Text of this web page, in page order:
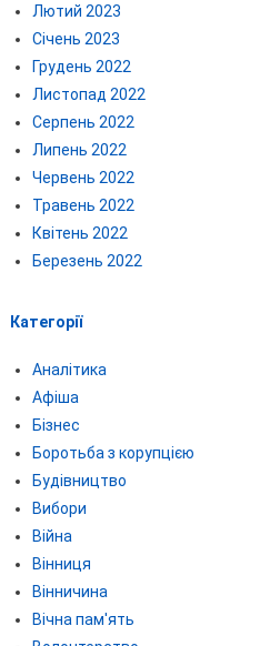
Лютий 2023
Січень 2023
Грудень 2022
Листопад 2022
Серпень 2022
Липень 2022
Червень 2022
Травень 2022
Квітень 2022
Березень 2022
Категорії
Аналітика
Афіша
Бізнес
Боротьба з корупцією
Будівництво
Вибори
Війна
Вінниця
Вінничина
Вічна пам'ять